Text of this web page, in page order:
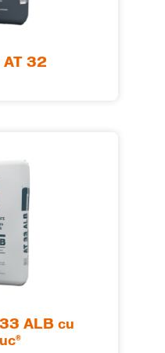
AT 32
33 ALB cu